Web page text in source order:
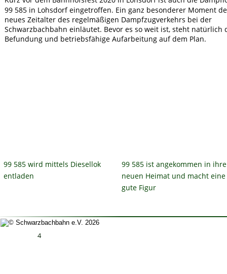
99 585 in Lohsdorf eingetroffen. Ein ganz besonderer Moment
neues Zeitalter des regelmäßigen Dampfzugverkehrs bei der
Schwarzbachbahn einläutet. Bevor es so weit ist, steht natürlich
Befundung und betriebsfähige Aufarbeitung auf dem Plan.
99 585 wird mittels Diesellok
entladen
99 585 ist angekommen in
neuen Heimat und macht eine
gute Figur
4